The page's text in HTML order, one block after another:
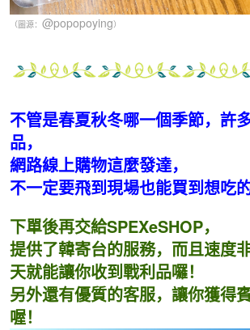
（圖源： @popopoying）
不管是春夏秋冬哪一個季節，許
品，
網路線上購物這麼發達，
不一定要飛到現場也能買到想吃
下單後再交給SPEXeSHOP，
提供了韓寄台的服務，而且速度
天就能讓你收到戰利品囉！
另外還有優質的客服，讓你獲得
喔！